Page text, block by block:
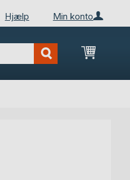
Min konto
Hjælp
Min